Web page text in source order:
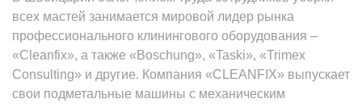
всех мастей занимается мировой лидер рынка
профессионального клинингового оборудования –
«Сleanfix», а также «Boschung», «Taski», «Trimex
Consulting» и другие. Компания «СLEANFIX» выпускает
свои подметальные машины с механическим